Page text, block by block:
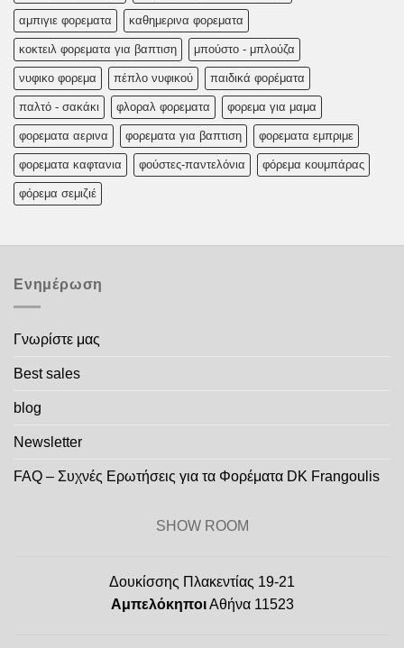
αμπιγιε φορεματα καθημερινα φορεματα
κοκτειλ φορεματα για βαπτιση μπούστο - μπλούζα
νυφικο φορεμα πέπλο νυφικού παιδικά φορέματα
παλτό - σακάκι φλοραλ φορεματα φορεμα για μαμα
φορεματα αερινα φορεματα για βαπτιση φορεματα εμπριμε
φορεματα καφτανια φούστες-παντελόνια φόρεμα κουμπάρας
φόρεμα σεμιζιέ
Ενημέρωση
Γνωρίστε μας
Best sales
blog
Newsletter
FAQ – Συχνές Ερωτήσεις για τα Φορέματα DK Frangoulis
SHOW ROOM
Δουκίσσης Πλακεντίας 19-21
ΑμπελόκηποιΑθήνα 11523